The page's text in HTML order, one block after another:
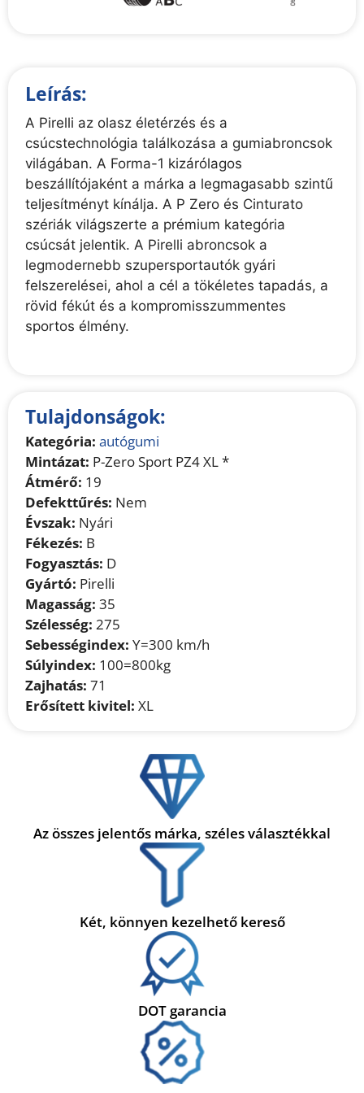
Leírás:
A Pirelli az olasz életérzés és a
csúcstechnológia találkozása a gumiabroncsok
világában. A Forma-1 kizárólagos
beszállítójaként a márka a legmagasabb szintű
teljesítményt kínálja. A P Zero és Cinturato
szériák világszerte a prémium kategória
csúcsát jelentik. A Pirelli abroncsok a
legmodernebb szupersportautók gyári
felszerelései, ahol a cél a tökéletes tapadás, a
rövid fékút és a kompromisszummentes
sportos élmény.
Tulajdonságok:
Kategória: autógumi
Mintázat: P-Zero Sport PZ4 XL *
Átmérő: 19
Defekttűrés: Nem
Évszak: Nyári
Fékezés: B
Fogyasztás: D
Gyártó: Pirelli
Magasság: 35
Szélesség: 275
Sebességindex: Y=300 km/h
Súlyindex: 100=800kg
Zajhatás: 71
Erősített kivitel: XL
Az összes jelentős márka, széles választékkal
Két, könnyen kezelhető kereső
DOT garancia